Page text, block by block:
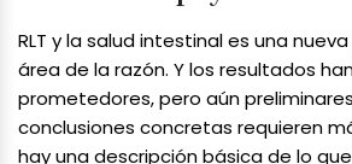
RLT y la salud intestinal es una
área de la razón. Y los resultados
prometedores, pero aún
conclusiones concretas requieren
hay una descripción básica de lo